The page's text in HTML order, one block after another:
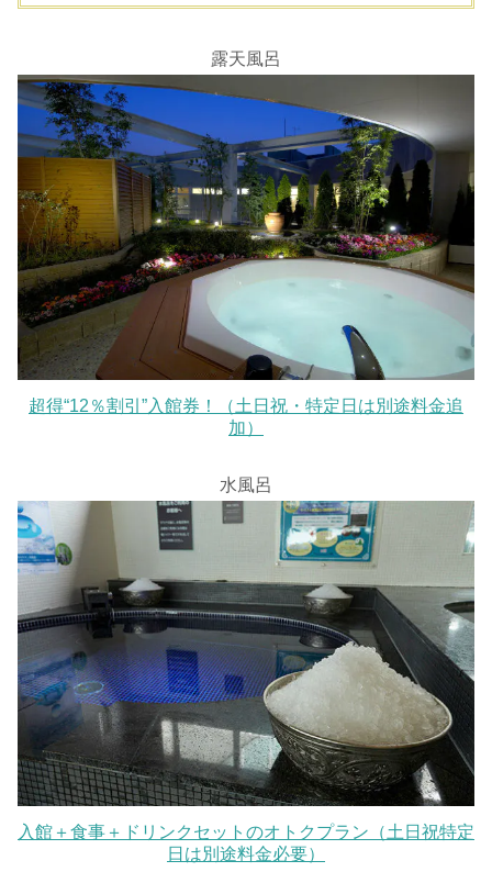
露天風呂
超得“12％割引”入館券！（土日祝・特定日は別途料金追
加）
水風呂
入館＋食事＋ドリンクセットのオトクプラン（土日祝特定
日は別途料金必要）